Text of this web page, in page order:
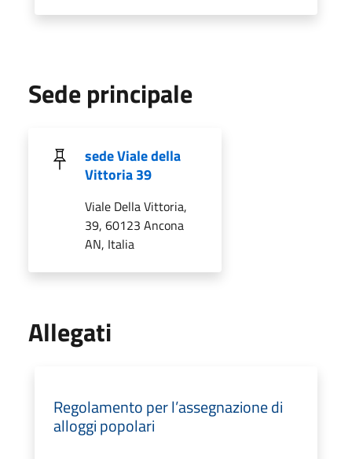
Sede principale
sede Viale della
Vittoria 39
Viale Della Vittoria,
39, 60123 Ancona
AN, Italia
Allegati
Regolamento per l’assegnazione di
alloggi popolari